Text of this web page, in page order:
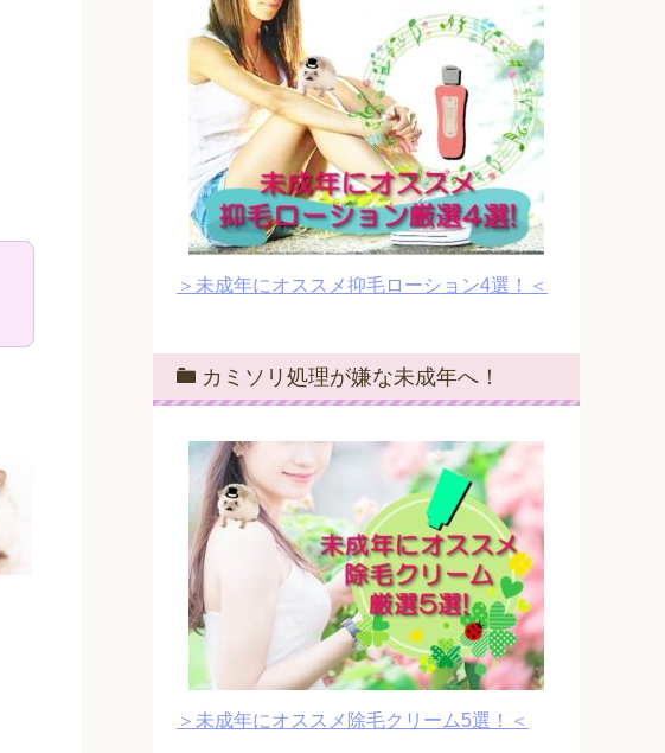
＞未成年にオススメ抑毛ローション4選！＜
カミソリ処理が嫌な未成年へ！
＞未成年にオススメ除毛クリーム5選！＜